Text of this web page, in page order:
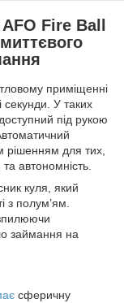
Fire Ball
приміщенні
секунди. У таких
під рукою
рішенням для тих,
автономність.
куля, який
з полум’ям.
займання на
сферичну